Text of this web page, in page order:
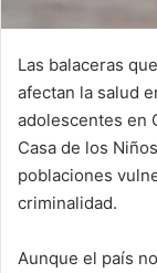
Las balaceras
afectan la salud
adolescentes en
Casa de los
poblaciones
criminalidad.
Aunque el país